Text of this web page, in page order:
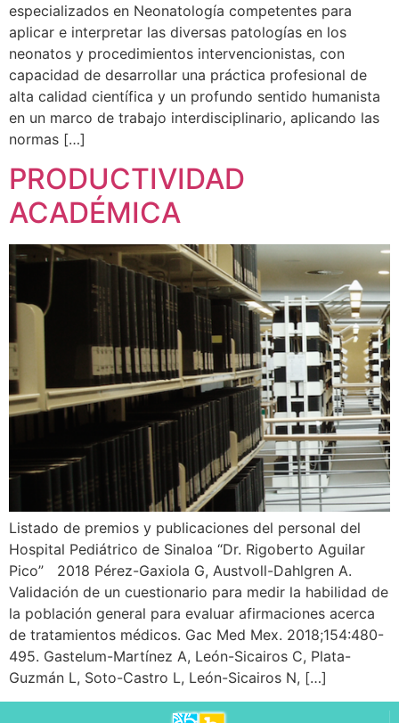
especializados en Neonatología competentes para
aplicar e interpretar las diversas patologías en los
neonatos y procedimientos intervencionistas, con
capacidad de desarrollar una práctica profesional de
alta calidad científica y un profundo sentido humanista
en un marco de trabajo interdisciplinario, aplicando las
normas […]
PRODUCTIVIDAD
ACADÉMICA
Listado de premios y publicaciones del personal del
Hospital Pediátrico de Sinaloa “Dr. Rigoberto Aguilar
Pico” 2018 Pérez-Gaxiola G, Austvoll-Dahlgren A.
Validación de un cuestionario para medir la habilidad de
la población general para evaluar afirmaciones acerca
de tratamientos médicos. Gac Med Mex. 2018;154:480-
495. Gastelum-Martínez A, León-Sicairos C, Plata-
Guzmán L, Soto-Castro L, León-Sicairos N, […]